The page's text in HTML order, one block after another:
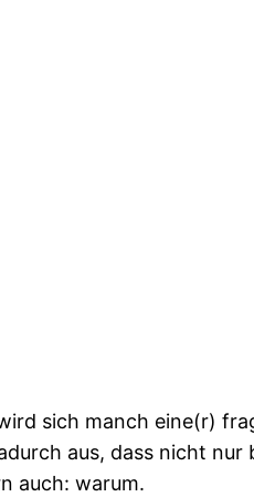
sich manch eine(r)
aus, dass nicht
auch: warum.